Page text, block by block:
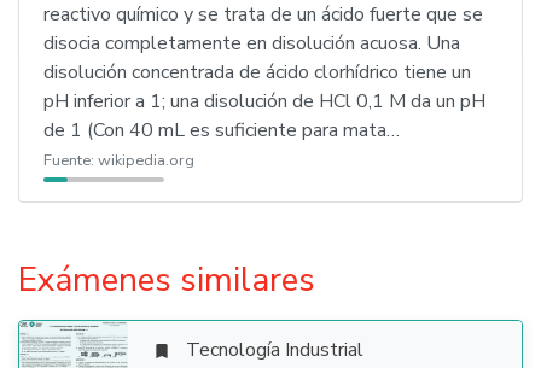
reactivo químico y se trata de un ácido fuerte que se
disocia completamente en disolución acuosa. Una
disolución concentrada de ácido clorhídrico tiene un
pH inferior a 1; una disolución de HCl 0,1 M da un pH
de 1 (Con 40 mL es suficiente para mata…
Fuente: wikipedia.org
Exámenes similares
 Tecnología Industrial